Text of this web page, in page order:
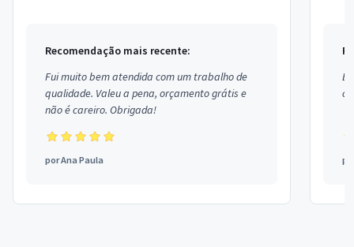
Recomendação mais recente:
Fui muito bem atendida com um trabalho de
qualidade. Valeu a pena, orçamento grátis e
não é careiro. Obrigada!
porAna Paula